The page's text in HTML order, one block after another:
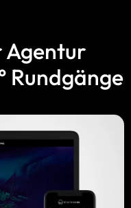
Agentur
Rundgänge